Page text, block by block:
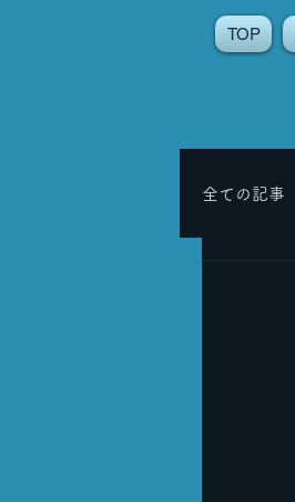
TOP
全ての記事